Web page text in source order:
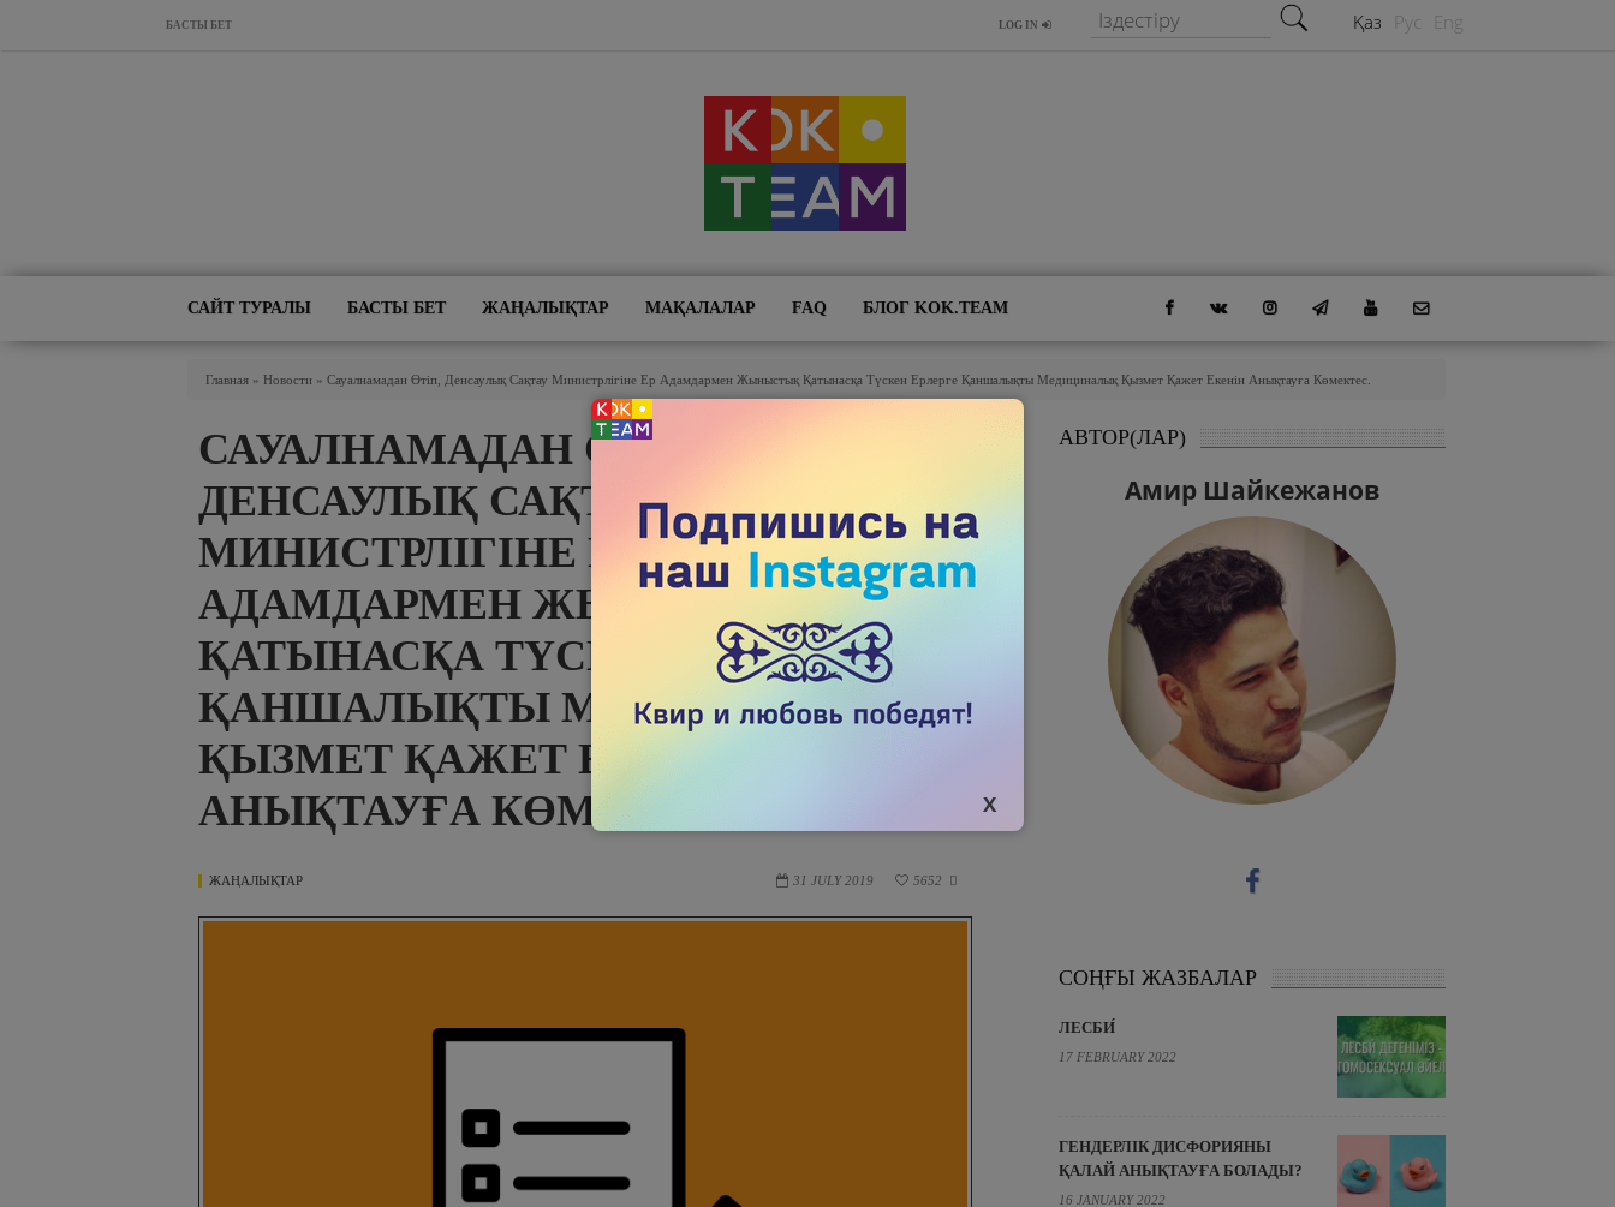
Skip to main contentБАСТЫ БЕТ LOG IN
Іздестіру формасы
Іздестіру Қаз Рус Eng
САЙТ ТУРАЛЫ БАСТЫ БЕТ ЖАҢАЛЫҚТАР МАҚАЛАЛАР FAQ БЛОГ KOK.TEAM
Главная » Новости » Сауалнамадан Өтіп, Денсаулық Сақтау Министрлігіне Ер Адамдармен Жыныстық Қатынасқа Түскен Ерлерге Қаншалықты Медициналық Қызмет Қажет Екенін Анықтауға Көмектес.
САУАЛНАМАДАН ӨТІП,
ДЕНСАУЛЫҚ САҚТАУ
МИНИСТРЛІГІНЕ ЕР
АДАМДАРМЕН ЖЫНЫСТЫҚ
ҚАТЫНАСҚА ТҮСКЕН ЕРЛЕРГЕ
ҚАНШАЛЫҚТЫ МЕДИЦИНАЛЫҚ
ҚЫЗМЕТ ҚАЖЕТ ЕКЕНІН
АНЫҚТАУҒА КӨМЕКТЕС.
ЖАҢАЛЫҚТАР 31 JULY 2019 5652 
АВТОР(ЛАР)
Амир Шайкежанов
СОҢҒЫ ЖАЗБАЛАР
ЛЕСБИ́
17 FEBRUARY 2022
ГЕНДЕРЛІК ДИСФОРИЯНЫ
ҚАЛАЙ АНЫҚТАУҒА БОЛАДЫ?
16 JANUARY 2022